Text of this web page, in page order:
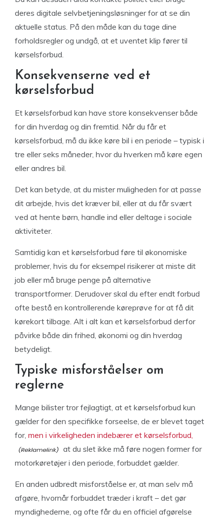
deres digitale selvbetjeningsløsninger for at se din
aktuelle status. På den måde kan du tage dine
forholdsregler og undgå, at et uventet klip fører til
kørselsforbud.
Konsekvenserne ved et
kørselsforbud
Et kørselsforbud kan have store konsekvenser både
for din hverdag og din fremtid. Når du får et
kørselsforbud, må du ikke køre bil i en periode – typisk i
tre eller seks måneder, hvor du hverken må køre egen
eller andres bil.
Det kan betyde, at du mister muligheden for at passe
dit arbejde, hvis det kræver bil, eller at du får svært
ved at hente børn, handle ind eller deltage i sociale
aktiviteter.
Samtidig kan et kørselsforbud føre til økonomiske
problemer, hvis du for eksempel risikerer at miste dit
job eller må bruge penge på alternative
transportformer. Derudover skal du efter endt forbud
ofte bestå en kontrollerende køreprøve for at få dit
kørekort tilbage. Alt i alt kan et kørselsforbud derfor
påvirke både din frihed, økonomi og din hverdag
betydeligt.
Typiske misforståelser om
reglerne
Mange bilister tror fejlagtigt, at et kørselsforbud kun
gælder for den specifikke forseelse, de er blevet taget
for, men i virkeligheden indebærer et kørselsforbud,
at du slet ikke må føre nogen former for
motorkøretøjer i den periode, forbuddet gælder.
En anden udbredt misforståelse er, at man selv må
afgøre, hvornår forbuddet træder i kraft – det gør
myndighederne, og ofte får du en officiel afgørelse